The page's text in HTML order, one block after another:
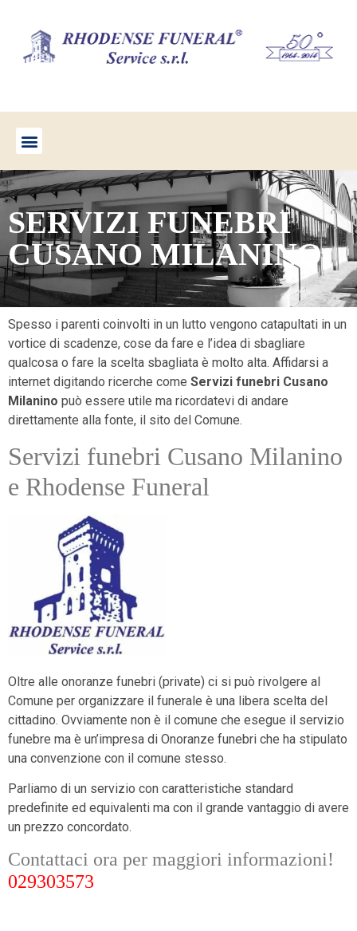
SERVIZI FUNEBRI
CUSANO MILANINO
Spesso i parenti coinvolti in un lutto vengono catapultati in un
vortice di scadenze, cose da fare e l’idea di sbagliare
qualcosa o fare la scelta sbagliata è molto alta. Affidarsi a
internet digitando ricerche come Servizi funebri Cusano
Milanino può essere utile ma ricordatevi di andare
direttamente alla fonte, il sito del Comune.
Servizi funebri Cusano Milanino
e Rhodense Funeral
Oltre alle onoranze funebri (private) ci si può rivolgere al
Comune per organizzare il funerale è una libera scelta del
cittadino. Ovviamente non è il comune che esegue il servizio
funebre ma è un’impresa di Onoranze funebri che ha stipulato
una convenzione con il comune stesso.
Parliamo di un servizio con caratteristiche standard
predefinite ed equivalenti ma con il grande vantaggio di avere
un prezzo concordato.
Contattaci ora per maggiori informazioni!
029303573